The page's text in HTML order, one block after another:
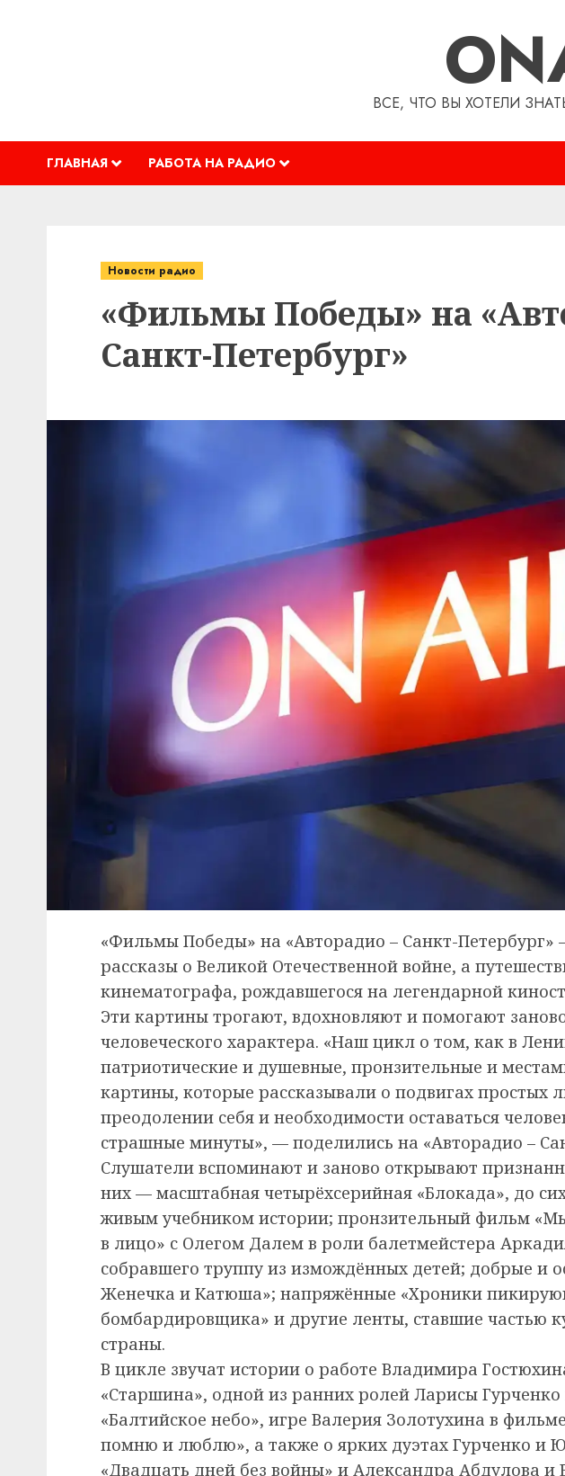
ВСЕ, ЧТО ВЫ ХОТЕЛИ
ГЛАВНАЯ РАБОТА НА РАДИО
Новости радио
«Фильмы Победы» на
Санкт-Петербург»
«Фильмы Победы» на «Авторадио – Санкт-Петербург»
рассказы о Великой Отечественной войне, а
кинематографа, рождавшегося на легендарной
Эти картины трогают, вдохновляют и помогают
человеческого характера. «Наш цикл о том, как в
патриотические и душевные, пронзительные и
картины, которые рассказывали о подвигах простых
преодолении себя и необходимости оставаться
страшные минуты», — поделились на «Авторадио –
Слушатели вспоминают и заново открывают
них — масштабная четырёхсерийная «Блокада», до
живым учебником истории; пронзительный фильм
в лицо» с Олегом Далем в роли балетмейстера
собравшего труппу из измождённых детей; добрые и
Женечка и Катюша»; напряжённые «Хроники
бомбардировщика» и другие ленты, ставшие частью
страны.
В цикле звучат истории о работе Владимира
«Старшина», одной из ранних ролей Ларисы Гурченко
«Балтийское небо», игре Валерия Золотухина в
помню и люблю», а также о ярких дуэтах Гурченко и
«Двадцать дней без войны» и Александра Абдулова и